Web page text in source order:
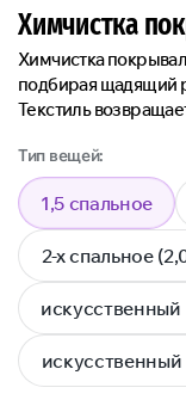
Химчистка
Химчистка
подбирая щадящий
Текстиль
Тип вещей:
1,5 спальное
2-х спальное
искусственный
искусственный